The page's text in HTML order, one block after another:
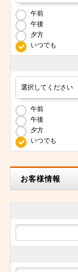
午前
午後
夕方
いつでも
午前
午後
夕方
いつでも
お客様情報